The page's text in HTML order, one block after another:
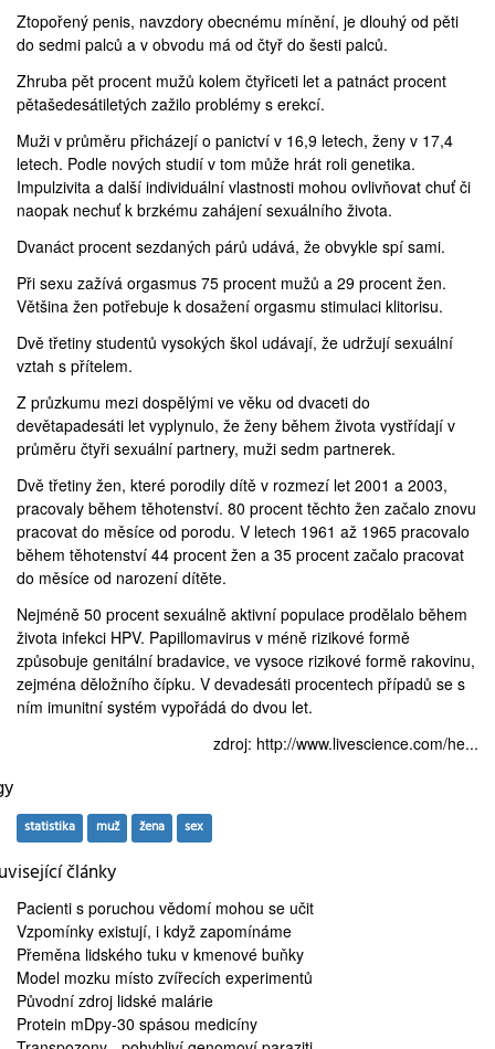
Ztopořený penis, navzdory obecnému mínění, je dlouhý od pěti
do sedmi palců a v obvodu má od čtyř do šesti palců.
Zhruba pět procent mužů kolem čtyřiceti let a patnáct procent
pětašedesátiletých zažilo problémy s erekcí.
Muži v průměru přicházejí o panictví v 16,9 letech, ženy v 17,4
letech. Podle nových studií v tom může hrát roli genetika.
Impulzivita a další individuální vlastnosti mohou ovlivňovat chuť či
naopak nechuť k brzkému zahájení sexuálního života.
Dvanáct procent sezdaných párů udává, že obvykle spí sami.
Při sexu zažívá orgasmus 75 procent mužů a 29 procent žen.
Většina žen potřebuje k dosažení orgasmu stimulaci klitorisu.
Dvě třetiny studentů vysokých škol udávají, že udržují sexuální
vztah s přítelem.
Z průzkumu mezi dospělými ve věku od dvaceti do
devětapadesáti let vyplynulo, že ženy během života vystřídají v
průměru čtyři sexuální partnery, muži sedm partnerek.
Dvě třetiny žen, které porodily dítě v rozmezí let 2001 a 2003,
pracovaly během těhotenství. 80 procent těchto žen začalo znovu
pracovat do měsíce od porodu. V letech 1961 až 1965 pracovalo
během těhotenství 44 procent žen a 35 procent začalo pracovat
do měsíce od narození dítěte.
Nejméně 50 procent sexuálně aktivní populace prodělalo během
života infekci HPV. Papillomavirus v méně rizikové formě
způsobuje genitální bradavice, ve vysoce rizikové formě rakovinu,
zejména děložního čípku. V devadesáti procentech případů se s
ním imunitní systém vypořádá do dvou let.
zdroj: http://www.livescience.com/he...
statistika muž žena sex
články
Pacienti s poruchou vědomí mohou se učit
Vzpomínky existují, i když zapomínáme
Přeměna lidského tuku v kmenové buňky
Model mozku místo zvířecích experimentů
Původní zdroj lidské malárie
Protein mDpy-30 spásou medicíny